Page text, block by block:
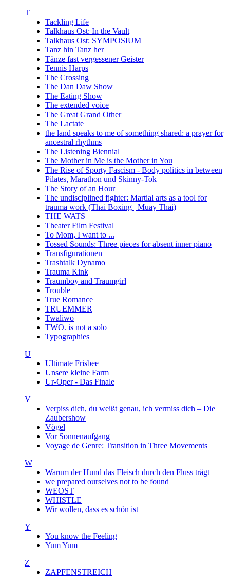
T
Tackling Life
Talkhaus Ost: In the Vault
Talkhaus Ost: SYMPOSIUM
Tanz hin Tanz her
Tänze fast vergessener Geister
Tennis Harps
The Crossing
The Dan Daw Show
The Eating Show
The extended voice
The Great Grand Other
The Lactate
the land speaks to me of something shared: a prayer for
ancestral rhythms
The Listening Biennial
The Mother in Me is the Mother in You
The Rise of Sporty Fascism - Body politics in between
Pilates, Marathon und Skinny-Tok
The Story of an Hour
The undisciplined fighter: Martial arts as a tool for
trauma work (Thai Boxing | Muay Thai)
THE WATS
Theater Film Festival
To Mom, I want to ...
Tossed Sounds: Three pieces for absent inner piano
Transfigurationen
Trashtalk Dynamo
Trauma Kink
Traumboy and Traumgirl
Trouble
True Romance
TRUEMMER
Twaliwo
TWO. is not a solo
Typographies
U
Ultimate Frisbee
Unsere kleine Farm
Ur-Oper - Das Finale
V
Verpiss dich, du weißt genau, ich vermiss dich – Die
Zaubershow
Vögel
Vor Sonnenaufgang
Voyage de Genre: Transition in Three Movements
W
Warum der Hund das Fleisch durch den Fluss trägt
we prepared ourselves not to be found
WEOST
WHISTLE
Wir wollen, dass es schön ist
Y
You know the Feeling
Yum Yum
Z
ZAPFENSTREICH